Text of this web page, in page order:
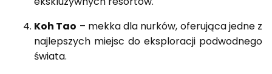
Koh Tao – mekka dla nurków, oferująca jedne z
najlepszych miejsc do eksploracji podwodnego
świata.